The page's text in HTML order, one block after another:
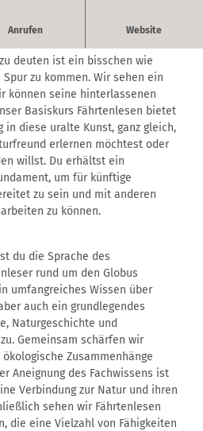
Anrufen Website
deuten ist ein bisschen wie
zu kommen. Wir sehen ein
können seine hinterlassenen
Basiskurs Fährtenlesen bietet
diese uralte Kunst, ganz gleich,
erlernen möchtest oder
willst. Du erhältst ein
um für künftige
zu sein und mit anderen
zu können.
du die Sprache des
rund um den Globus
umfangreiches Wissen über
auch ein grundlegendes
Naturgeschichte und
Gemeinsam schärfen wir
Zusammenhänge
Aneignung des Fachwissens ist
Verbindung zur Natur und ihren
sehen wir Fährtenlesen
die eine Vielzahl von Fähigkeiten